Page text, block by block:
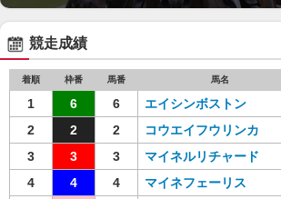
競走成績
着順 枠番 馬番 馬名
1 6 6 エイシンボストン
2
2 2 コウエイフウリンカ
3
3 3 マイネルリチャード
4
4 4 マイネフェーリス